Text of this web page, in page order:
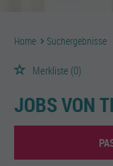
Home Suchergebnisse
Merkliste (0)
JOBS VON